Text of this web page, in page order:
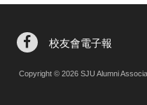
校友會電子報
Copyright © 2026 SJU Alumni